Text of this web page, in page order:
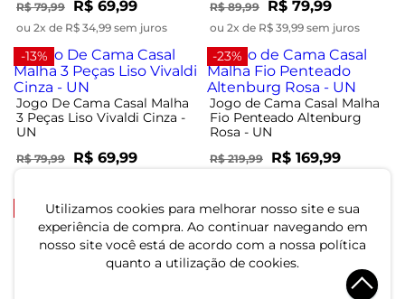
Utilizamos cookies para melhorar nosso site e sua
experiência de compra. Ao continuar navegando em
nosso site você está de acordo com a nossa política
quanto a utilização de cookies.
R$ 79,99 R$ 69,99
ou 2x de R$ 34,99 sem juros
R$ 89,99 R$ 79,99
ou 2x de R$ 39,99 sem juros
-13%
Jogo De Cama Casal Malha
3 Peças Liso Vivaldi Cinza -
UN
R$ 79,99 R$ 69,99
-23%
Jogo de Cama Casal Malha
Fio Penteado Altenburg
Rosa - UN
R$ 219,99 R$ 169,99
Jogo de Cama Casal
Estampado 3pçs Vivaldi
-23%
Jogo de Cama Casal Malha
Fio Penteado Altenburg